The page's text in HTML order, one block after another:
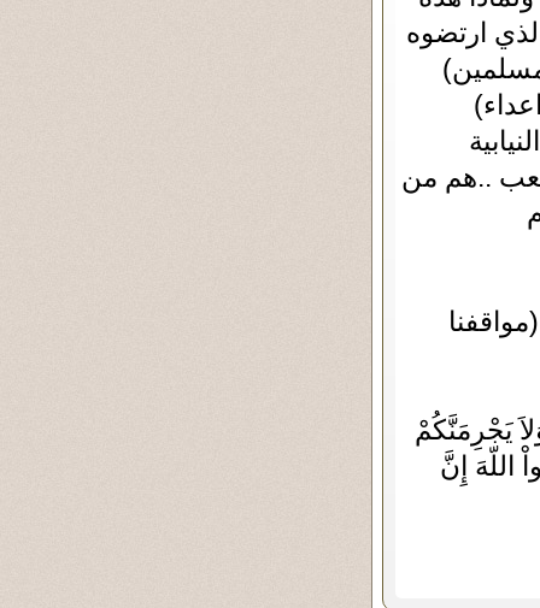
ارتضوه
..هم من
يَجْرِمَنَّكُمْ
اللّهَ إِنَّ